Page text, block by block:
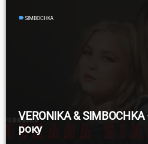
label SIMBOCHKA
VERONIKA &
року